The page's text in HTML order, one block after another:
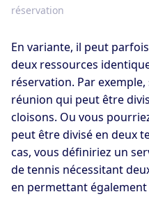
réservation
En variante, il peut
deux ressources
réservation. Par
réunion qui peut être
cloisons. Ou vous
peut être divisé en deux
cas, vous définiriez un
de tennis nécessitant
en permettant